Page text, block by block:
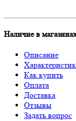
Наличие в
Описание
Как купить
Оплата
Доставка
Отзывы
Задать вопрос